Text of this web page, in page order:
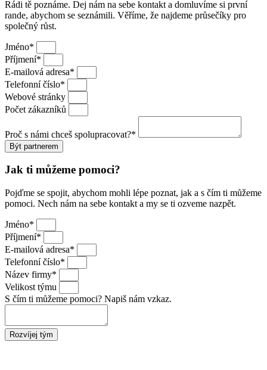
Rádi tě poznáme. Dej nám na sebe kontakt a domluvíme si první
rande, abychom se seznámili. Věříme, že najdeme průsečíky pro
společný růst.
Jméno*
Příjmení*
E-mailová adresa*
Telefonní číslo*
Webové stránky
Počet zákazníků
Proč s námi chceš spolupracovat?*
Být partnerem
Jak ti můžeme pomoci?
Pojďme se spojit, abychom mohli lépe poznat, jak a s čím ti můžeme
pomoci. Nech nám na sebe kontakt a my se ti ozveme nazpět.
Jméno*
Příjmení*
E-mailová adresa*
Telefonní číslo*
Název firmy*
Velikost týmu
S čím ti můžeme pomoci? Napiš nám vzkaz.
Rozvíjej tým